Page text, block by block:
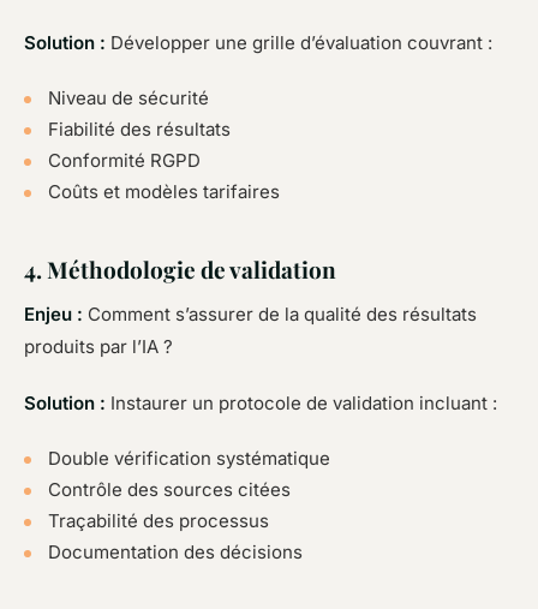
Solution : Développer une grille d’évaluation couvrant :
Niveau de sécurité
Fiabilité des résultats
Conformité RGPD
Coûts et modèles tarifaires
4. Méthodologie de validation
Enjeu : Comment s’assurer de la qualité des résultats
produits par l’IA ?
Solution : Instaurer un protocole de validation incluant :
Double vérification systématique
Contrôle des sources citées
Traçabilité des processus
Documentation des décisions